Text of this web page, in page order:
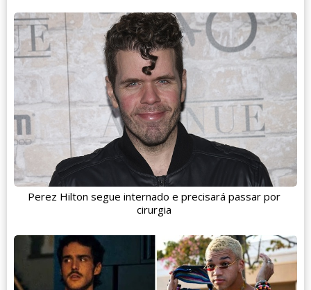
Perez Hilton segue internado e precisará passar por
cirurgia